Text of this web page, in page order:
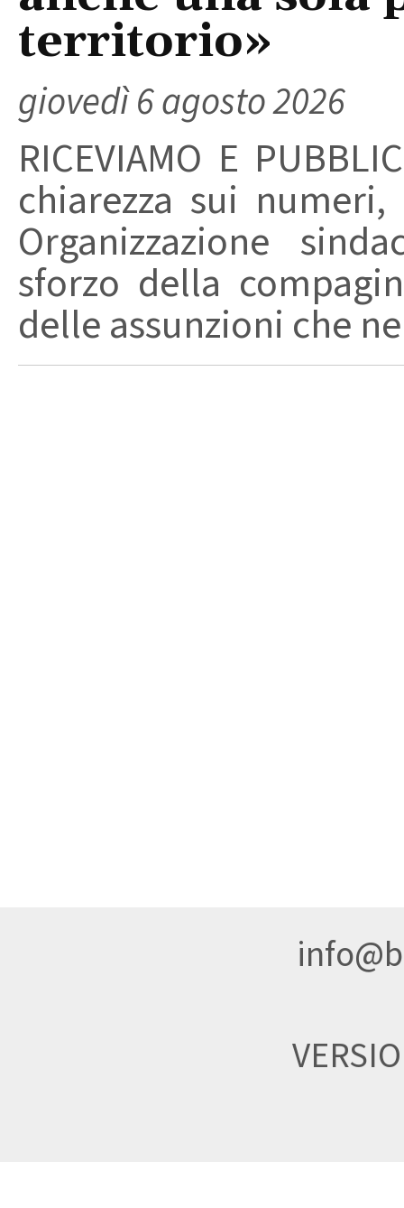
territorio»
giovedì 6 agosto 2026
RICEVIAMO E
chiarezza sui
Organizzazione
sforzo della
delle assunzioni che